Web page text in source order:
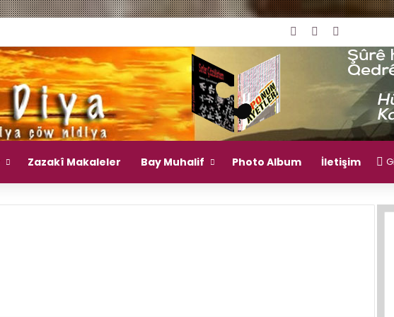
Giriş YapRastgele
Zazakî Makaleler Bay Muhalif Photo Album İletişim